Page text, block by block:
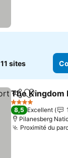
11 sites
PartagerAjouter à
The Kingdom
4 Étoiles
8,5 Excellent
Pilanesberg
Proximité du